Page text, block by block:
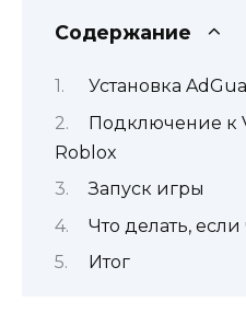
Содержание
Установка
Подключение к
Roblox
Запуск игры
Что делать,
Итог